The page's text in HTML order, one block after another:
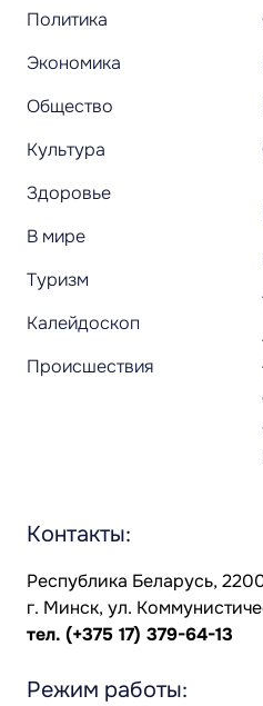
Политика
Экономика
Общество
Культура
Здоровье
В мире
Туризм
Калейдоскоп
Происшествия
Контакты:
Республика Беларусь,
г. Минск, ул.
тел. (+375 17) 379-64-13
Режим работы: